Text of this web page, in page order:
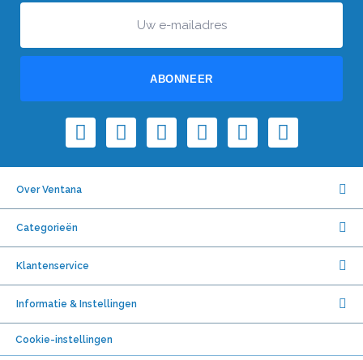
ABONNEER
Over Ventana
Categorieën
Klantenservice
Informatie & Instellingen
Cookie-instellingen